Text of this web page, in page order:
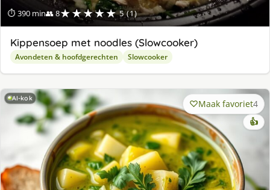
⏱ 390 min👥 8★★★★★ 5 (1)
Kippensoep met noodles (Slowcooker)
Avondeten & hoofdgerechten Slowcooker
AI-kok Maak favoriet4
👍